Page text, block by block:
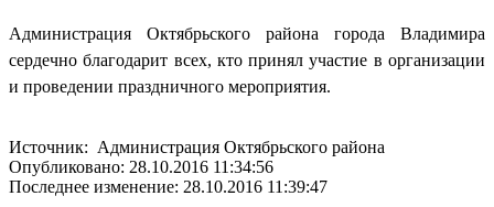
Администрация Октябрьского района города Владимира
сердечно благодарит всех, кто принял участие в организации
и проведении праздничного мероприятия.
Источник: Администрация Октябрьского района
Опубликовано: 28.10.2016 11:34:56
Последнее изменение: 28.10.2016 11:39:47